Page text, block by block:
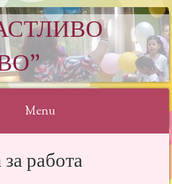
Menu
работа